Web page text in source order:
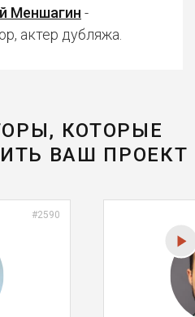
Меншагин -
актер дубляжа.
КОТОРЫЕ
ВАШ ПРОЕКТ
#2590